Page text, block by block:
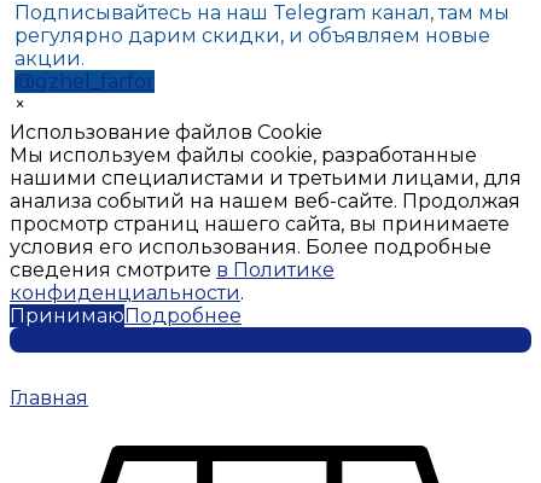
Подписывайтесь на наш Telegram канал, там мы
регулярно дарим скидки, и объявляем новые
акции.
@gzhel_farfor
×
Использование файлов Cookie
Мы используем файлы cookie, разработанные
нашими специалистами и третьими лицами, для
анализа событий на нашем веб-сайте. Продолжая
просмотр страниц нашего сайта, вы принимаете
условия его использования. Более подробные
сведения смотрите в Политике
конфиденциальности.
ПринимаюПодробнее
Главная